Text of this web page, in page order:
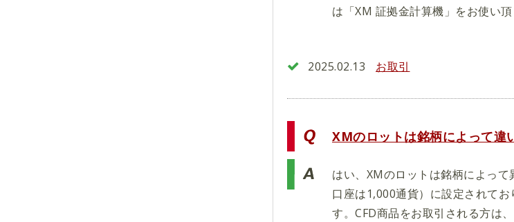
は「XM 証拠金計算機」をお使い
2025.02.13 お取引
XMのロットは銘柄によって違
はい、XMのロットは銘柄によっ
口座は1,000通貨）に設定されて
す。CFD商品をお取引される方は